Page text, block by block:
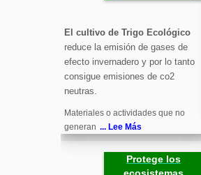
El cultivo de Trigo Ecológico
reduce la emisión de gases de
efecto invernadero y por lo tanto
consigue emisiones de co2
neutras.
Materiales o actividades que no
generan ... Lee Más
Protege los